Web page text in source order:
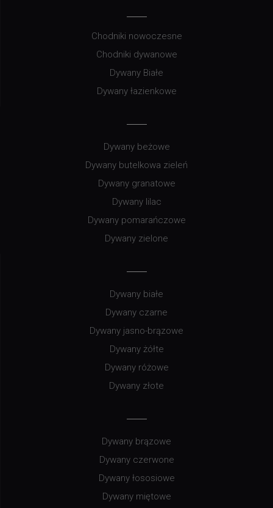
Chodniki nowoczesne
Chodniki dywanowe
Dywany Białe
Dywany łazienkowe
Dywany beżowe
Dywany butelkowa zieleń
Dywany granatowe
Dywany lilac
Dywany pomarańczowe
Dywany zielone
Dywany białe
Dywany czarne
Dywany jasno-brązowe
Dywany żółte
Dywany różowe
Dywany złote
Dywany brązowe
Dywany czerwone
Dywany łososiowe
Dywany miętowe